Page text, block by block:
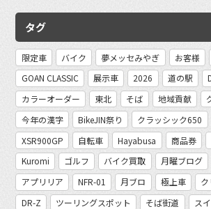
タグ
限定車 バイク 夢メッセみやぎ お客様
GOAN CLASSIC
展示車 2026 道の駅
カラーオーダー
東北 そば 地域貢献
今年の漢字
BikeJIN祭り クラッシック650
XSR900GP
自転車 Hayabusa 商品券
Kuromi
ゴルフ バイク買取 月曜ブログ
アプリリア
NFR-01 月ブロ 極上車
DR-Z
ツーリングスポット そば街道 ス